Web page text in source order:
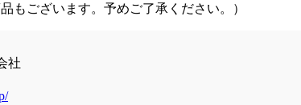
もございます。予めご了承ください。）
社